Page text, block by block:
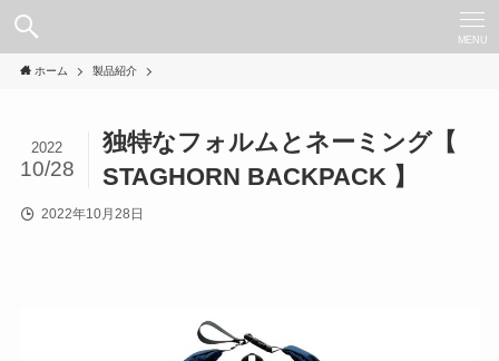
MENU
ホーム 製品紹介
独特なフォルムとネーミング【
STAGHORN BACKPACK 】
2022
10/28
2022年10月28日